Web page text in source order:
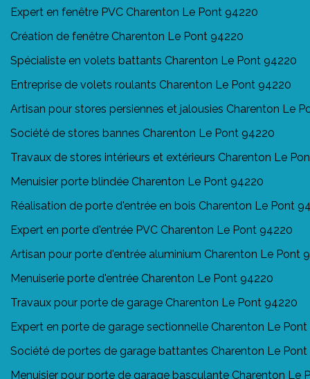
Expert en fenêtre PVC Charenton Le Pont 94220
Création de fenêtre Charenton Le Pont 94220
Spécialiste en volets battants Charenton Le Pont 94220
Entreprise de volets roulants Charenton Le Pont 94220
Artisan pour stores persiennes et jalousies Charenton Le
Société de stores bannes Charenton Le Pont 94220
Travaux de stores intérieurs et extérieurs Charenton Le
Menuisier porte blindée Charenton Le Pont 94220
Réalisation de porte d'entrée en bois Charenton Le Pont
Expert en porte d'entrée PVC Charenton Le Pont 94220
Artisan pour porte d'entrée aluminium Charenton Le Pont
Menuiserie porte d'entrée Charenton Le Pont 94220
Travaux pour porte de garage Charenton Le Pont 94220
Expert en porte de garage sectionnelle Charenton Le
Société de portes de garage battantes Charenton Le
Menuisier pour porte de garage basculante Charenton Le